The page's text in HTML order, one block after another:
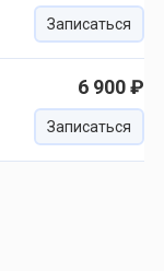
Записаться
6 900 ₽
Записаться